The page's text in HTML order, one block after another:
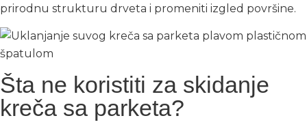
prirodnu strukturu drveta i promeniti izgled površine.
Šta ne koristiti za skidanje
kreča sa parketa?